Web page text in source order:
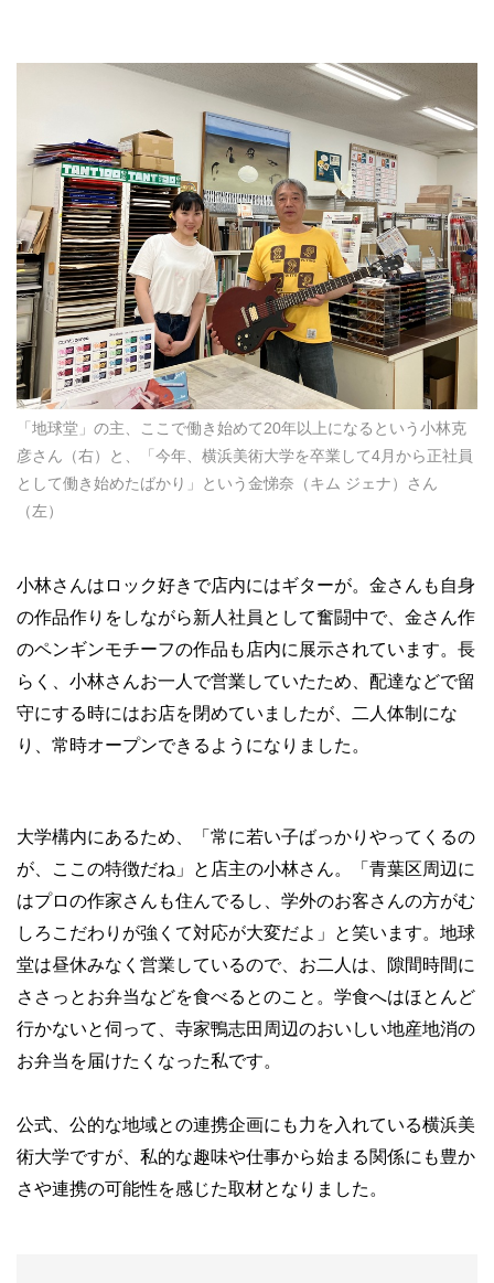
「地球堂」の主、ここで働き始めて20年以上になるという小林克
彦さん（右）と、「今年、横浜美術大学を卒業して4月から正社員
として働き始めたばかり」という金悌奈（キム ジェナ）さん
（左）
小林さんはロック好きで店内にはギターが。金さんも自身
の作品作りをしながら新人社員として奮闘中で、金さん作
のペンギンモチーフの作品も店内に展示されています。長
らく、小林さんお一人で営業していたため、配達などで留
守にする時にはお店を閉めていましたが、二人体制にな
り、常時オープンできるようになりました。
大学構内にあるため、「常に若い子ばっかりやってくるの
が、ここの特徴だね」と店主の小林さん。「青葉区周辺に
はプロの作家さんも住んでるし、学外のお客さんの方がむ
しろこだわりが強くて対応が大変だよ」と笑います。地球
堂は昼休みなく営業しているので、お二人は、隙間時間に
ささっとお弁当などを食べるとのこと。学食へはほとんど
行かないと伺って、寺家鴨志田周辺のおいしい地産地消の
お弁当を届けたくなった私です。
公式、公的な地域との連携企画にも力を入れている横浜美
術大学ですが、私的な趣味や仕事から始まる関係にも豊か
さや連携の可能性を感じた取材となりました。